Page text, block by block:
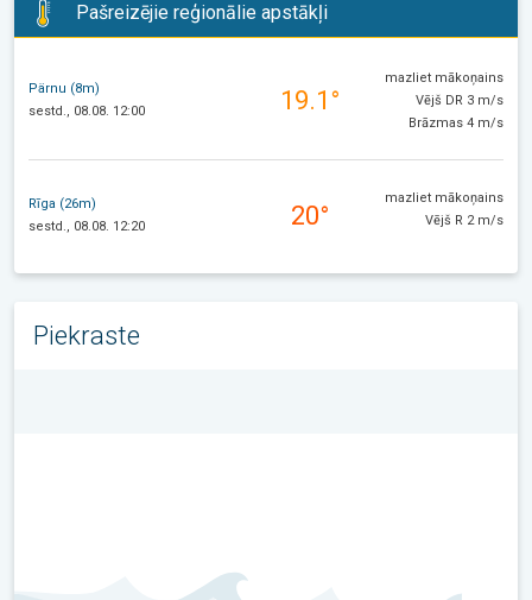
Pašreizējie reģionālie apstākļi
Pärnu (8m)
sestd., 08.08. 12:00
19.1°
mazliet mākoņains
Vējš DR 3 m/s
Brāzmas 4 m/s
Rīga (26m)
sestd., 08.08. 12:20
20°
mazliet mākoņains
Vējš R 2 m/s
Piekraste